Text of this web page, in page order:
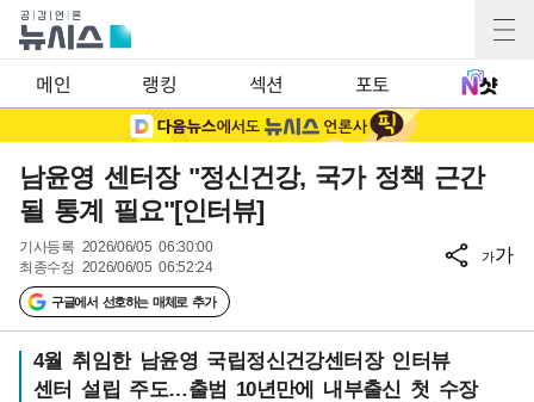
메인 랭킹 섹션 포토
남윤영 센터장 "정신건강, 국가 정책 근간
될 통계 필요"[인터뷰]
기사등록 2026/06/05 06:30:00
최종수정 2026/06/05 06:52:24
구글에서 선호하는 매체로 추가
가가
4월 취임한 남윤영 국립정신건강센터장 인터뷰
센터 설립 주도…출범 10년만에 내부출신 첫 수장